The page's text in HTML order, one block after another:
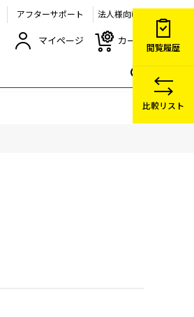
アフターサポート 法人様向け
マイページ カート
閲覧履歴
比較リスト